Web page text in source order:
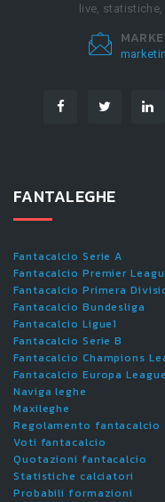
live,
FANTALEGHE
Fantacalcio Serie A
Fantacalcio Premier
Fantacalcio Primera
Fantacalcio Bundesliga
Fantacalcio Ligue1
Fantacalcio Serie B
Fantacalcio Champions
Fantacalcio Europa League
Naviga leghe
Maxileghe
Regolamento fantacalcio
Voti fantacalcio
Quotazioni fantacalcio
Statistiche calciatori
Probabili formazioni